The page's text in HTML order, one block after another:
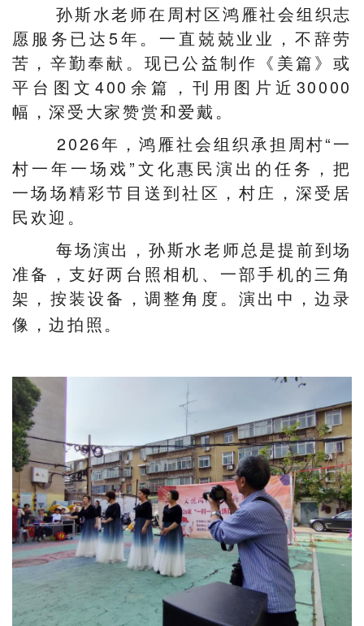
孙斯水老师在周村区鸿雁社会组织志
愿服务已达5年。一直兢兢业业，不辞劳
苦，辛勤奉献。现已公益制作《美篇》或
平台图文400余篇，刊用图片近30000
幅，深受大家赞赏和爱戴。
2026年，鸿雁社会组织承担周村“一
村一年一场戏”文化惠民演出的任务，把
一场场精彩节目送到社区，村庄，深受居
民欢迎。
每场演出，孙斯水老师总是提前到场
准备，支好两台照相机、一部手机的三角
架， 按装设备，调整角度。演出中，边录
像，边拍照。